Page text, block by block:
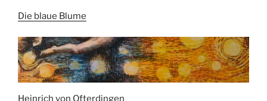
Die blaue Blume